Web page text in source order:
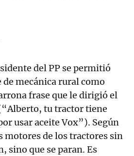
del PP se permitió
mecánica rural como
frase que le dirigió el
tu tractor tiene
usar aceite Vox”). Según
motores de los tractores sin
sino que se paran. Es